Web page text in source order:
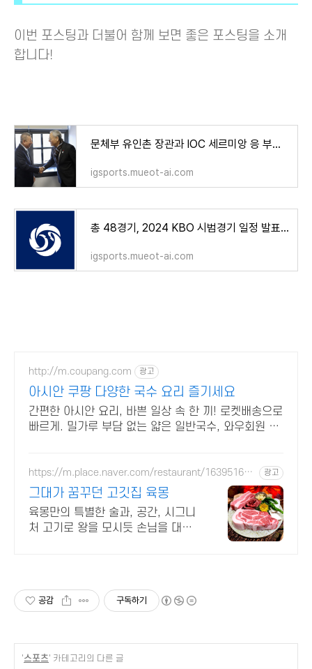
이번 포스팅과 더불어 함께 보면 좋은 포스팅을 소개
합니다!
문체부 유인촌 장관과 IOC 세르미앙 응 부위원장, 가상 태권도 · 이스포츠 발전논의
igsports.mueot-ai.com
총 48경기, 2024 KBO 시범경기 일정 발표! 언제 어디서?
igsports.mueot-ai.com
http://m.coupang.com 광고
아시안 쿠팡 다양한 국수 요리 즐기세요
간편한 아시안 요리, 바쁜 일상 속 한 끼! 로켓배송으로
빠르게. 밀가루 부담 없는 얇은 일반국수, 와우회원 30
https://m.place.naver.com/restaurant/163951608
3
광고
그대가 꿈꾸던 고깃집 육몽
육몽만의 특별한 술과, 공간, 시그니
처 고기로 왕을 모시듯 손님을 대접
공감 구독하기
'스포츠' 카테고리의 다른 글